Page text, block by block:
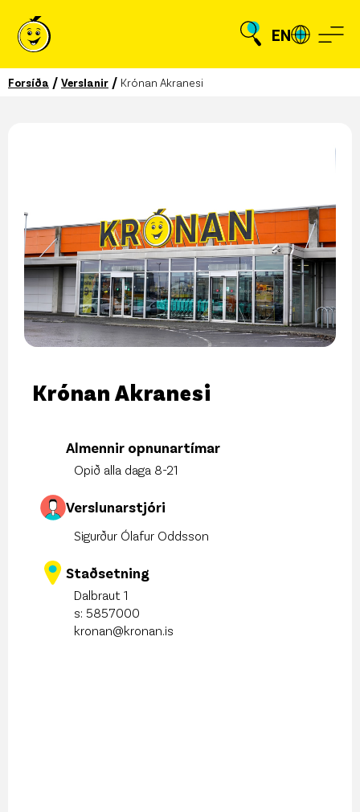
EN
Forsíða / Verslanir / Krónan Akranesi
Krónan Akranesi
Almennir opnunartímar
Opið alla daga 8-21
Verslunarstjóri
Sigurður Ólafur Oddsson
Staðsetning
Dalbraut 1
s: 5857000
kronan@kronan.is